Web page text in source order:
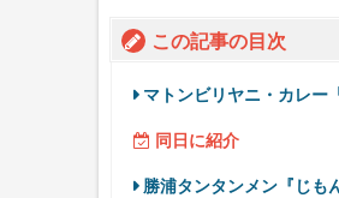
この記事の目次
マトンビリヤニ・カレー
同日に紹介
勝浦タンタンメン『じも